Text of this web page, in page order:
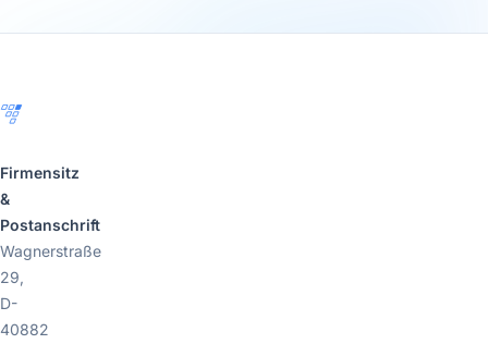
Firmensitz
&
Postanschrift
Wagnerstraße
29,
D-
40882